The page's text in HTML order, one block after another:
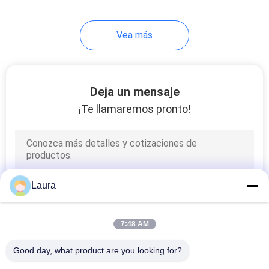
Teléfono de Cisco
OSN de Huawei
Vea más
Deja un mensaje
¡Te llamaremos pronto!
Laura
7:48 AM
Good day, what product are you looking for?